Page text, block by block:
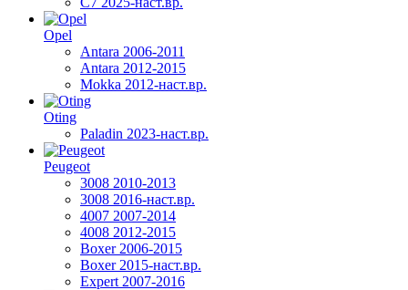
Opel
Antara 2006-2011
Antara 2012-2015
Mokka 2012-наст.вр.
Oting
Paladin 2023-наст.вр.
Peugeot
3008 2010-2013
3008 2016-наст.вр.
4007 2007-2014
4008 2012-2015
Boxer 2006-2015
Boxer 2015-наст.вр.
Expert 2007-2016